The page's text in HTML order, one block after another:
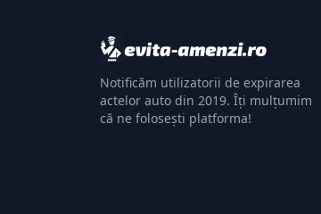
Notificăm utilizatorii de expirarea
actelor auto din 2019. Îți mulțumim
că ne folosești platforma!